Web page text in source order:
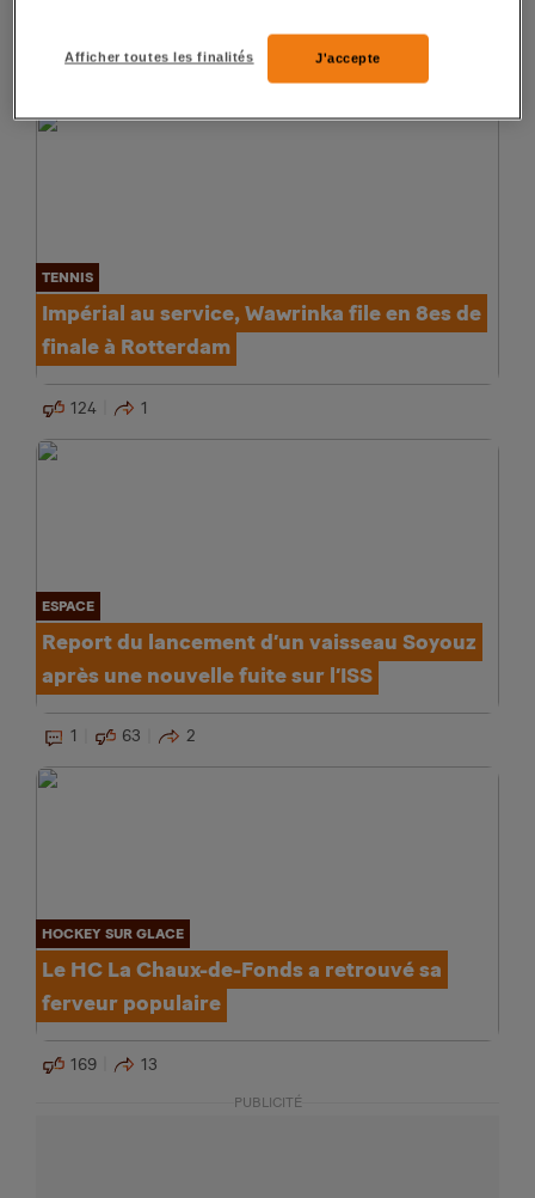
TENNIS
Impérial au service, Wawrinka file en 8es de
finale à Rotterdam
124 1
ESPACE
Report du lancement d’un vaisseau Soyouz
après une nouvelle fuite sur l’ISS
1 63 2
HOCKEY SUR GLACE
Le HC La Chaux-de-Fonds a retrouvé sa
ferveur populaire
169 13
PUBLICITÉ
Afficher toutes les finalités J'accepte